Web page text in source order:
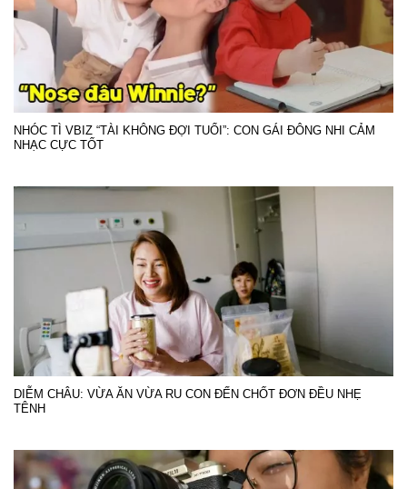
NHÓC TÌ VBIZ “TÀI KHÔNG ĐỢI TUỔI”: CON GÁI ĐÔNG NHI CẢM
NHẠC CỰC TỐT
DIỄM CHÂU: VỪA ĂN VỪA RU CON ĐẾN CHỐT ĐƠN ĐỀU NHẸ
TÊNH